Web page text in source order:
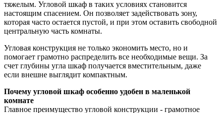
тяжелым. Угловой шкаф в таких условиях становится
настоящим спасением. Он позволяет задействовать зону,
которая часто остается пустой, и при этом оставить свободной
центральную часть комнаты.
Угловая конструкция не только экономить место, но и
помогает грамотно распределить все необходимые вещи. За
счет глубины угла шкаф получается вместительным, даже
если внешне выглядит компактным.
Почему угловой шкаф особенно удобен в маленькой
комнате
Главное преимущество угловой конструкции - грамотное